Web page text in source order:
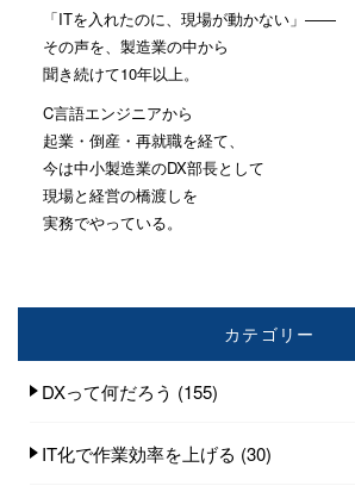
「ITを入れたのに、現場が動かない」——
その声を、製造業の中から
聞き続けて10年以上。
C言語エンジニアから
起業・倒産・再就職を経て、
今は中小製造業のDX部長として
現場と経営の橋渡しを
実務でやっている。
カテゴリー
DXって何だろう (155)
IT化で作業効率を上げる (30)